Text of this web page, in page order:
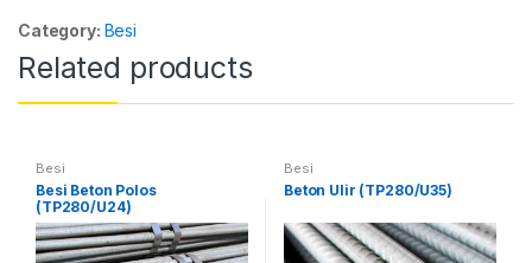
Category: Besi
Related products
Besi
Besi Beton Polos
(TP280/U24)
Besi
Beton Ulir (TP280/U35)